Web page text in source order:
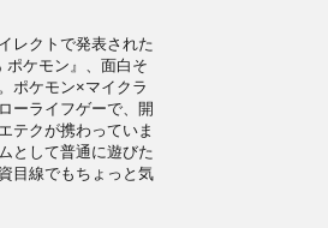
レクトで発表された
ポケモン』、面白そ
ポケモン×マイクラ
ーライフゲーで、開
テクが携わっていま
として普通に遊びた
目線でもちょっと気